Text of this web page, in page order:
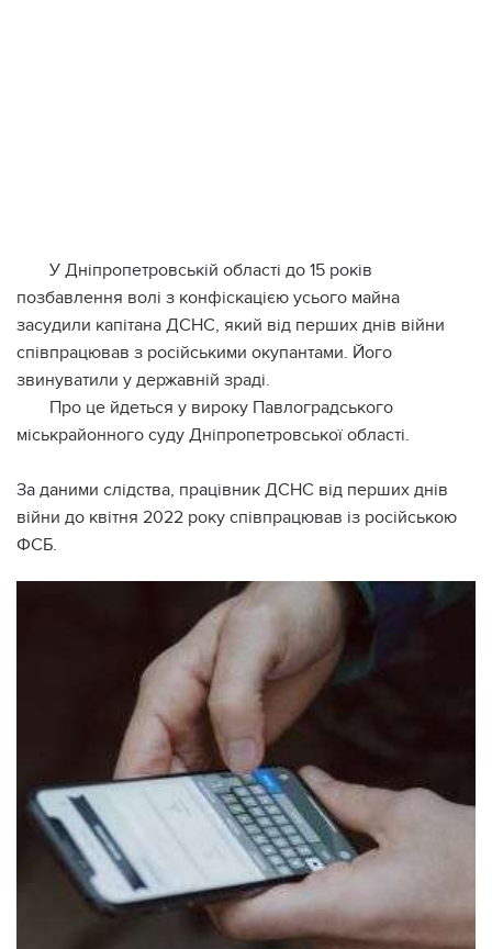
У Дніпропетровській області до 15 років
позбавлення волі з конфіскацією усього майна
засудили капітана ДСНС, який від перших днів війни
співпрацював з російськими окупантами. Його
звинуватили у державній зраді.
Про це йдеться у вироку Павлоградського
міськрайонного суду Дніпропетровської області.
За даними слідства, працівник ДСНС від перших днів
війни до квітня 2022 року співпрацював із російською
ФСБ.